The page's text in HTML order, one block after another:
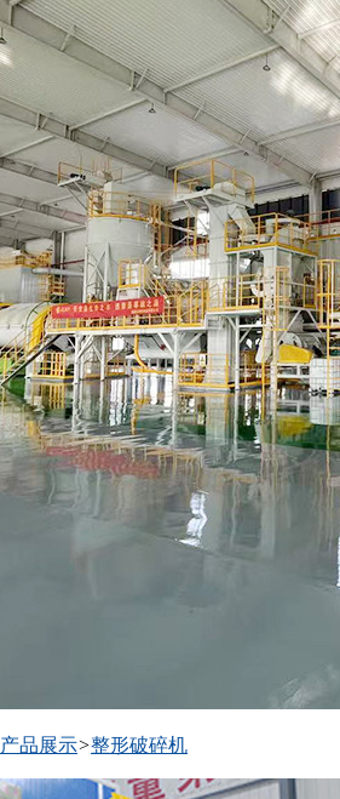
产品展示>整形破碎机